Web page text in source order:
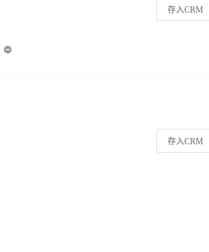
存入CRM
存入CRM